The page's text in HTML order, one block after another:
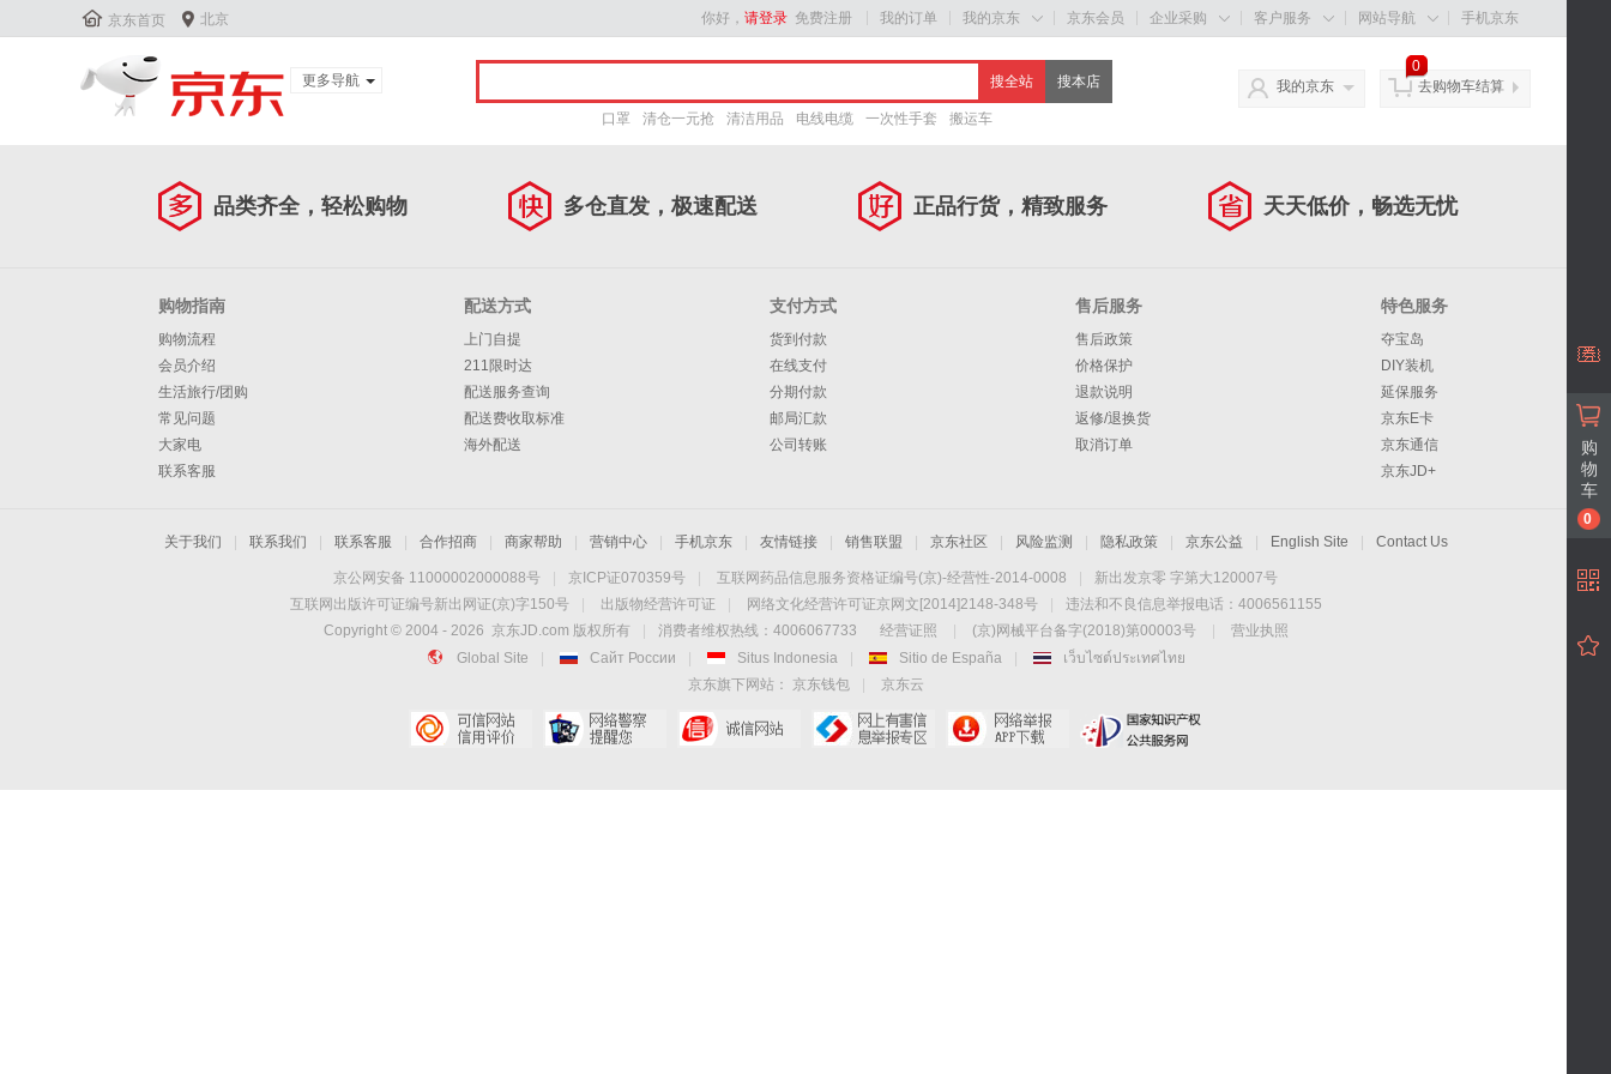
 京东首页  北京 你好， 请登录 免费注册 我的订单 我的京东  京东会员 企业采购  客户服务  网站导航  手机京东
更多导航
夺宝岛
口罩 清仓一元抢 清洁用品 电线电缆 一次性手套 搬运车
我的京东
0
去购物车结算
品类齐全，轻松购物 多仓直发，极速配送 正品行货，精致服务 天天低价，畅选无忧
购物指南
购物流程
会员介绍
生活旅行/团购
常见问题
大家电
联系客服
配送方式
上门自提
211限时达
配送服务查询
配送费收取标准
海外配送
支付方式
货到付款
在线支付
分期付款
邮局汇款
公司转账
售后服务
售后政策
价格保护
退款说明
返修/退换货
取消订单
特色服务
夺宝岛
DIY装机
延保服务
京东E卡
京东通信
京东JD+
关于我们 联系我们 联系客服 合作招商 商家帮助 营销中心 手机京东 友情链接 销售联盟 京东社区 风险监测 隐私政策 京东公益 English Site Contact Us
京公网安备 11000002000088号 京ICP证070359号 互联网药品信息服务资格证编号(京)-经营性-2014-0008
新出发京零 字第大120007号
互联网出版许可证编号新出网证(京)字150号
出版物经营许可证 网络文化经营许可证京网文[2014]2148-348号
违法和不良信息举报电话：4006561155
Copyright © 2004 - 2026 京东JD.com 版权所有 消费者维权热线：4006067733 经营证照 (京)网械平台备字(2018)第00003号
营业执照
Global Site
Сайт России Situs Indonesia Sitio de España เว็บไซต์ประเทศไทย
京东旗下网站： 京东钱包 京东云
购
物
车
0